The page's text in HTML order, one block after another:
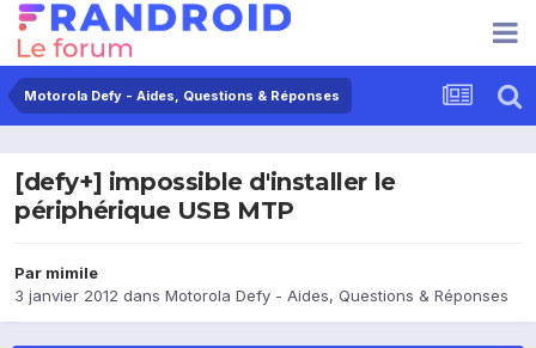
Motorola Defy - Aides, Questions & Réponses
[defy+] impossible d'installer le
périphérique USB MTP
Par mimile
3 janvier 2012 dans Motorola Defy - Aides, Questions & Réponses